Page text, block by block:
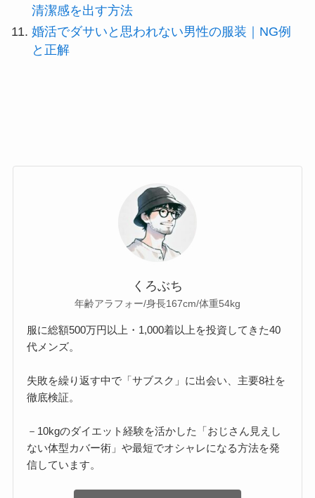
清潔感を出す方法
婚活でダサいと思われない男性の服装｜NG例
と正解
くろぶち
年齢アラフォー/身長167cm/体重54kg
服に総額500万円以上・1,000着以上を投資してきた40
代メンズ。
失敗を繰り返す中で「サブスク」に出会い、主要8社を
徹底検証。
－10kgのダイエット経験を活かした「おじさん見えし
ない体型カバー術」や最短でオシャレになる方法を発
信しています。